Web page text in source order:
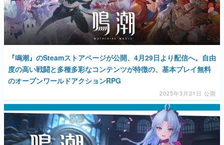
『鳴潮』のSteamストアページが公開、4月29日より配信へ。自由
度の高い戦闘と多種多彩なコンテンツが特徴の、基本プレイ無料
のオープンワールドアクションRPG
2025年3月21日 公開